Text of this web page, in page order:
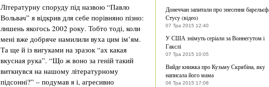
Літературну споруду під назвою “Павло
Вольвач” я відкрив для себе порівняно пізно:
лишень якогось 2002 року. Тобто тоді, коли
мені вже добряче намилили вуха цим ім’ям.
Та ще й із вигуками на зразок “ах какая
вкусная рука”. “Що ж воно за геній такий
виткнувся на нашому літературному
підсонні?” – подумав я і, агресивно
Донеччан запитали про знесення
Стусу (відео)
07 Тра 2015 12:40
У США знімуть серіали за Воннегутом і
Гакслі
07 Тра 2015 10:05
Вийде книжка про Кузьму Скрябіна, яку
написала його мама
06 Тра 2015 17:08